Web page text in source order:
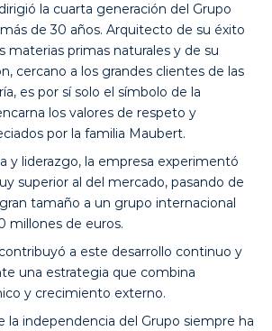
la cuarta generación del Grupo
de 30 años. Arquitecto de su éxito
materias primas naturales y de su
cercano a los grandes clientes de las
es por sí solo el símbolo de la
los valores de respeto y
por la familia Maubert.
y liderazgo, la empresa experimentó
superior al del mercado, pasando de
tamaño a un grupo internacional
millones de euros.
a este desarrollo continuo y
una estrategia que combina
y crecimiento externo.
la independencia del Grupo siempre ha